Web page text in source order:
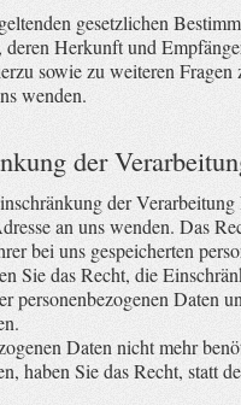
gesetzlichen
deren Herkunft und
sowie zu weiteren
wenden.
der
der
an uns wenden. Das
bei uns gespeicherten
Sie das Recht, die
personenbezogenen Daten
Daten nicht mehr
haben Sie das Recht, statt